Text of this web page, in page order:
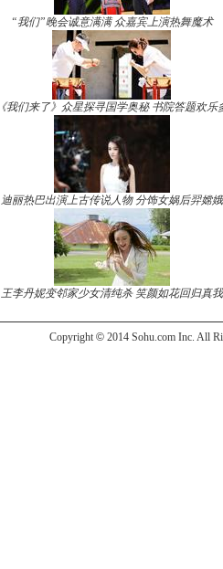
“我们”晚会诚意满满 众嘉宾上演热舞魔术
《我们来了》众星探寻国学奥秘 书院答题欢乐
迪丽热巴出演上古传说人物 分饰女娲后羿嫦娥
王李丹妮变邻家少女清纯杀 笑颜如花回归真我
Copyright © 2014 Sohu.com Inc. All